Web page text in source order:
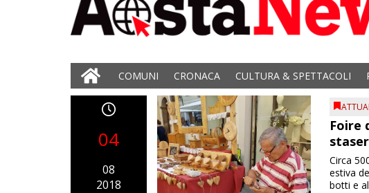
COMUNI CRONACA CULTURA & SPETTACOLI
04
08
2018
Foire
Circa
estiva
botti e